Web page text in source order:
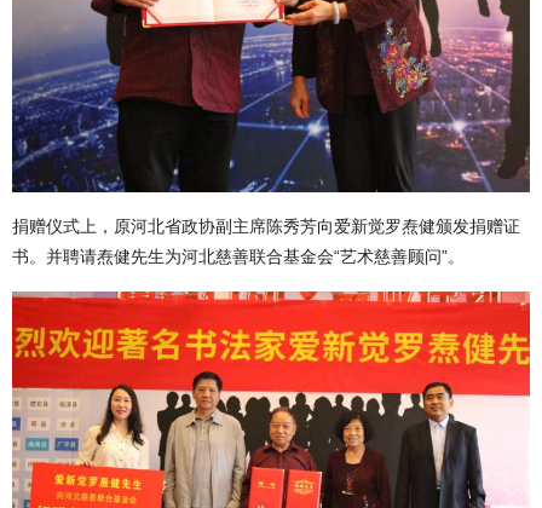
捐赠仪式上，原河北省政协副主席陈秀芳向爱新觉罗焘健颁发捐赠证
书。并聘请焘健先生为河北慈善联合基金会“艺术慈善顾问”。